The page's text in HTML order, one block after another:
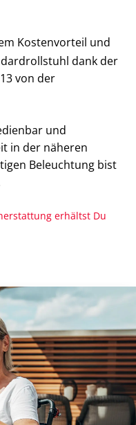
Kostenvorteil und
dank der
von der
und
in der näheren
Beleuchtung bist
erhältst Du